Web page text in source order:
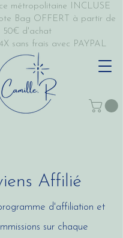
métropolitaine INCLUSE
Bag OFFERT à partir de
50€ d'achat
sans frais avec PAYPAL
Affilié
d'affiliation et
sur chaque